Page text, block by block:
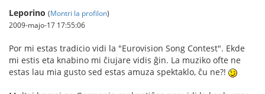
Leporino (Montri la profilon)
2009-majo-17 17:55:06
Por mi estas tradicio vidi la "Eurovision Song Contest". Ekde
mi estis eta knabino mi ĉiujare vidis ĝin. La muziko ofte ne
estas lau mia gusto sed estas amuza spektaklo, ĉu ne?!